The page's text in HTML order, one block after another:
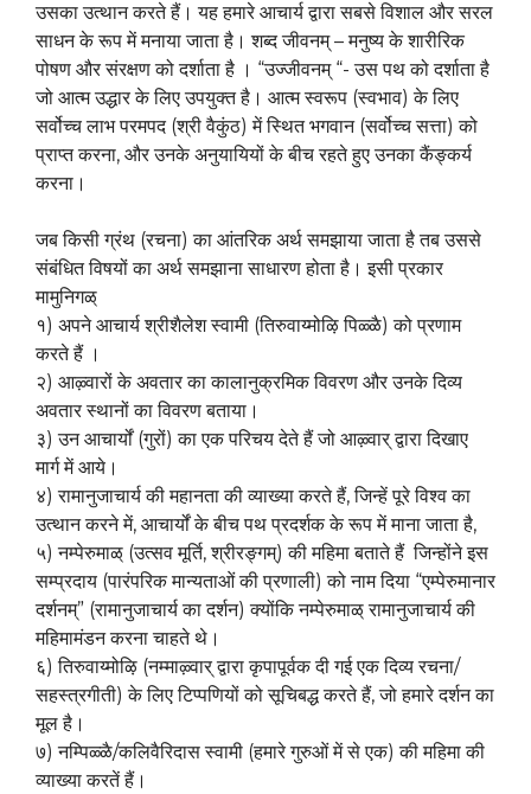
उसका उत्थान करते हैं। यह हमारे आचार्य द्वारा सबसे विशाल और सरल
साधन के रूप में मनाया जाता है। शब्द जीवनम् – मनुष्य के शारीरिक
पोषण और संरक्षण को दर्शाता है । “उज्जीवनम् “- उस पथ को दर्शाता है
जो आत्म उद्धार के लिए उपयुक्त है। आत्म स्वरूप (स्वभाव) के लिए
सर्वोच्च लाभ परमपद (श्री वैकुंठ) में स्थित भगवान (सर्वोच्च सत्ता) को
प्राप्त करना, और उनके अनुयायियों के बीच रहते हुए उनका कैंङ्कर्य
करना।
जब किसी ग्रंथ (रचना) का आंतरिक अर्थ समझाया जाता है तब उससे
संबंधित विषयों का अर्थ समझाना साधारण होता है। इसी प्रकार
मामुनिगळ्
१) अपने आचार्य श्रीशैलेश स्वामी (तिरुवाय्मोऴि पिळ्ळै) को प्रणाम
करते हैं ।
२) आऴ्वारों के अवतार का कालानुक्रमिक विवरण और उनके दिव्य
अवतार स्थानों का विवरण बताया।
३) उन आचार्यों (गुरों) का एक परिचय देते हैं जो आऴ्वार् द्वारा दिखाए
मार्ग में आये।
४) रामानुजाचार्य की महानता की व्याख्या करते हैं, जिन्हें पूरे विश्व का
उत्थान करने में, आचार्यों के बीच पथ प्रदर्शक के रूप में माना जाता है,
५) नम्पेरुमाळ् (उत्सव मूर्ति, श्रीरङ्गम्) की महिमा बताते हैं जिन्होंने इस
सम्प्रदाय (पारंपरिक मान्यताओं की प्रणाली) को नाम दिया “एम्पेरुमानार
दर्शनम्” (रामानुजाचार्य का दर्शन) क्योंकि नम्पेरुमाळ् रामानुजाचार्य की
महिमामंडन करना चाहते थे।
६) तिरुवाय्मोऴि (नम्माऴ्वार् द्वारा कृपापूर्वक दी गई एक दिव्य रचना/
सहस्त्रगीती) के लिए टिप्पणियों को सूचिबद्ध करते हैं, जो हमारे दर्शन का
मूल है।
७) नम्पिळ्ळै/कलिवैरिदास स्वामी (हमारे गुरुओं में से एक) की महिमा की
व्याख्या करतें हैं।